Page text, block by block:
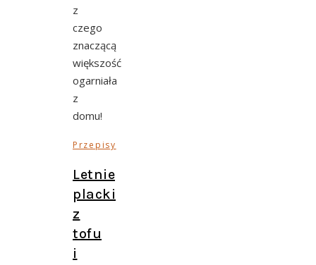
z
czego
znaczącą
większość
ogarniała
z
domu!
Przepisy
Letnie
placki
z
tofu
i